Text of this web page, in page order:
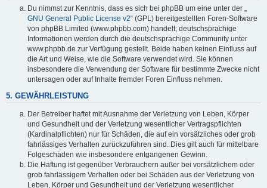
Du nimmst zur Kenntnis, dass es sich bei phpBB um eine unter der „
GNU General Public License v2“ (GPL) bereitgestellten Foren-Software
von phpBB Limited (www.phpbb.com) handelt; deutschsprachige
Informationen werden durch die deutschsprachige Community unter
www.phpbb.de zur Verfügung gestellt. Beide haben keinen Einfluss auf
die Art und Weise, wie die Software verwendet wird. Sie können
insbesondere die Verwendung der Software für bestimmte Zwecke nicht
untersagen oder auf Inhalte fremder Foren Einfluss nehmen.
5. GEWÄHRLEISTUNG
Der Betreiber haftet mit Ausnahme der Verletzung von Leben, Körper
und Gesundheit und der Verletzung wesentlicher Vertragspflichten
(Kardinalpflichten) nur für Schäden, die auf ein vorsätzliches oder grob
fahrlässiges Verhalten zurückzuführen sind. Dies gilt auch für mittelbare
Folgeschäden wie insbesondere entgangenen Gewinn.
Die Haftung ist gegenüber Verbrauchern außer bei vorsätzlichem oder
grob fahrlässigem Verhalten oder bei Schäden aus der Verletzung von
Leben, Körper und Gesundheit und der Verletzung wesentlicher